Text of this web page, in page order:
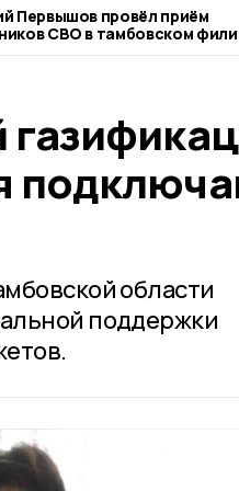
Первышов провёл приём
СВО в тамбовском
«Защитники Отечества»
области
поддержки